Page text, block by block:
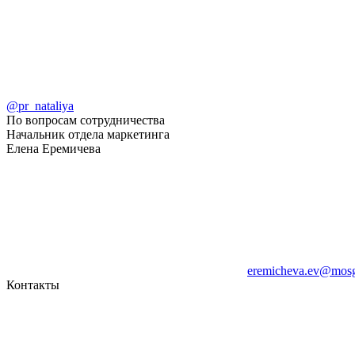
@pr_nataliya
По вопросам сотрудничества
Начальник отдела маркетинга
Елена Еремичева
Контакты